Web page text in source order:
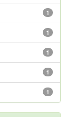
1
1
1
1
1